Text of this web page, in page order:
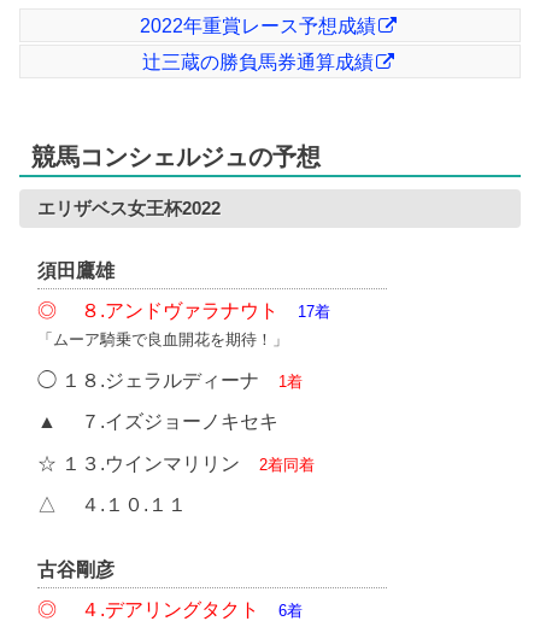
2022年重賞レース予想成績
辻三蔵の勝負馬券通算成績
競馬コンシェルジュの予想
エリザベス女王杯2022
須田鷹雄
◎ ８.アンドヴァラナウト
17着
「ムーア騎乗で良血開花を期待！」
◯ １８.ジェラルディーナ 1着
▲ ７.イズジョーノキセキ
☆ １３.ウインマリリン 2着同着
△ ４.１０.１１
古谷剛彦
◎ ４.デアリングタクト
6着